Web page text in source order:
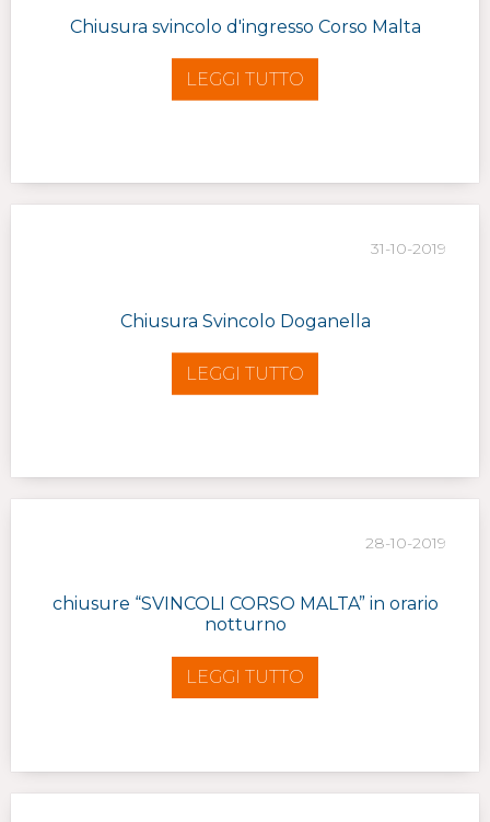
Chiusura svincolo d'ingresso Corso Malta
LEGGI TUTTO
31-10-2019
Chiusura Svincolo Doganella
LEGGI TUTTO
28-10-2019
chiusure “SVINCOLI CORSO MALTA” in orario
notturno
LEGGI TUTTO